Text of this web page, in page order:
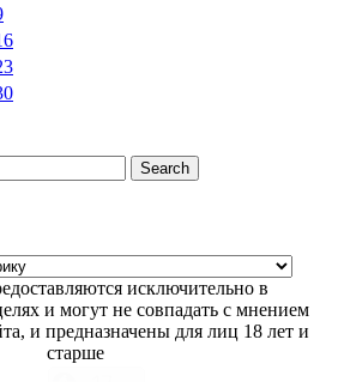
Search
исключительно в
и могут не совпадать с мнением
и предназначены для лиц 18 лет и
старше